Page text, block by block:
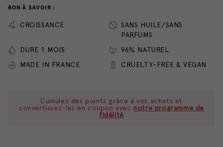
BON À SAVOIR :
CROISSANCE
SANS HUILE/SANS
PARFUMS
DURE 1 MOIS 96% NATUREL
MADE IN FRANCE CRUELTY-FREE & VEGAN
Cumulez des points grâce à vos achats et
convertissez-les en coupon avec notre programme de
fidélité